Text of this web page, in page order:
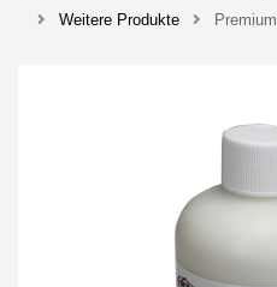
Weitere Produkte